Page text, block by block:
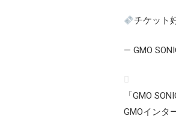
チケット
— GMO
「GMO
GMOインタ